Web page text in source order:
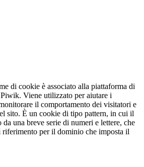
di cookie è associato alla piattaforma di
Viene utilizzato per aiutare i
il comportamento dei visitatori e
sito. È un cookie di tipo pattern, in cui il
una breve serie di numeri e lettere, che
riferimento per il dominio che imposta il